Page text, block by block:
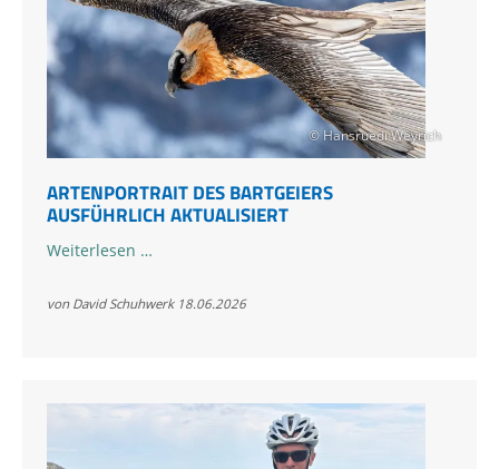
© Hansruedi Weyrich
ARTENPORTRAIT DES BARTGEIERS
AUSFÜHRLICH AKTUALISIERT
Weiterlesen …Artenportrait
Bartgeiers
von David Schuhwerk 18.06.2026